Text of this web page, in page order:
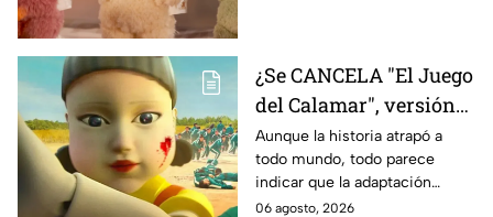
¿Se CANCELA "El Juego
del Calamar", versión
Estados Unidos? Esto
es lo que se sabe al
momento
Aunque la historia atrapó a
todo mundo, todo parece
indicar que la adaptación
podría ser cancelada:
06 agosto, 2026